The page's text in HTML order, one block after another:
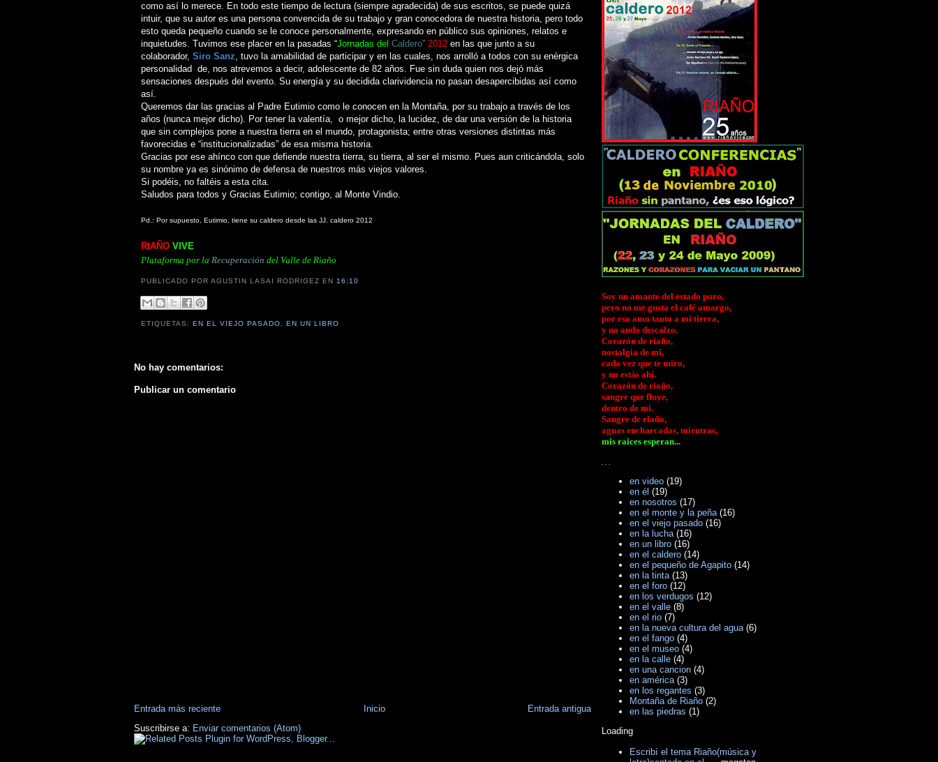
como así lo merece. En todo este tiempo de lectura (siempre agradecida) de sus escritos, se puede quizá
intuir, que su autor es una persona convencida de su trabajo y gran conocedora de nuestra historia, pero todo
esto queda pequeño cuando se le conoce personalmente, expresando en público sus opiniones, relatos e
inquietudes. Tuvimos ese placer en la pasadas “Jornadas del Caldero” 2012 en las que junto a su
colaborador, Siro Sanz, tuvo la amabilidad de participar y en las cuales, nos arrolló a todos con su enérgica
personalidad de, nos atrevemos a decir, adolescente de 82 años. Fue sin duda quien nos dejó más
sensaciones después del evento. Su energía y su decidida clarividencia no pasan desapercibidas así como
así.
Queremos dar las gracias al Padre Eutimio como le conocen en la Montaña, por su trabajo a través de los
años (nunca mejor dicho). Por tener la valentía, o mejor dicho, la lucidez, de dar una versión de la historia
que sin complejos pone a nuestra tierra en el mundo, protagonista; entre otras versiones distintas más
favorecidas e “institucionalizadas” de esa misma historia.
Gracias por ese ahínco con que defiende nuestra tierra, su tierra, al ser el mismo. Pues aun criticándola, solo
su nombre ya es sinónimo de defensa de nuestros más viejos valores.
Si podéis, no faltéis a esta cita.
Saludos para todos y Gracias Eutimio; contigo, al Monte Vindio.
Pd.: Por supuesto, Eutimio, tiene su caldero desde las JJ. caldero 2012
RIAÑO VIVE
Plataforma por la Recuperación del Valle de Riaño
PUBLICADO POR AGUSTIN LASAI RODRIGEZ EN 16:10
ETIQUETAS: EN EL VIEJO PASADO EN UN LIBRO
No hay comentarios:
Publicar un comentario
Entrada más reciente Entrada antigua
Inicio
Suscribirse a: Enviar comentarios (Atom)
Soy un amante del estado puro,
pero no me gusta el café amargo,
por eso amo tanto a mi tierra,
y no ando descalzo.
Corazón de riaño,
nostalgia de mi,
cada vez que te miro,
y no estás ahí.
Corazón de riaño,
sangre que fluye,
dentro de mi.
Sangre de riaño,
aguas encharcadas, mientras,
mis raices esperan...
...
en video (19)
en él (19)
en nosotros (17)
en el monte y la peña (16)
en el viejo pasado (16)
en la lucha (16)
en un libro (16)
en el caldero (14)
en el pequeño de Agapito (14)
en la tinta (13)
en el foro (12)
en los verdugos (12)
en el valle (8)
en el rio (7)
en la nueva cultura del agua (6)
en el fango (4)
en el museo (4)
en la calle (4)
en una cancion (4)
en américa (3)
en los regantes (3)
Montaña de Riaño (2)
en las piedras (1)
Loading
Escribí el tema Riaño(música y